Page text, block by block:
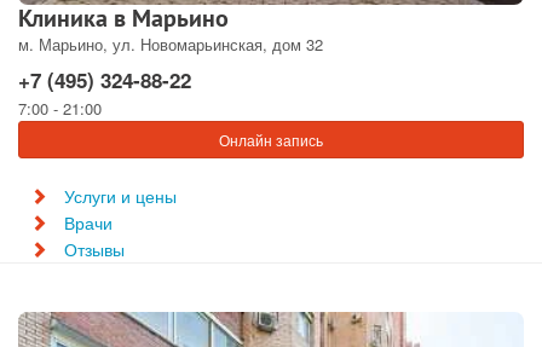
Клиника в Марьино
м. Марьино, ул. Новомарьинская, дом 32
+7 (495) 324-88-22
7:00 - 21:00
Онлайн запись
Услуги и цены
Врачи
Отзывы